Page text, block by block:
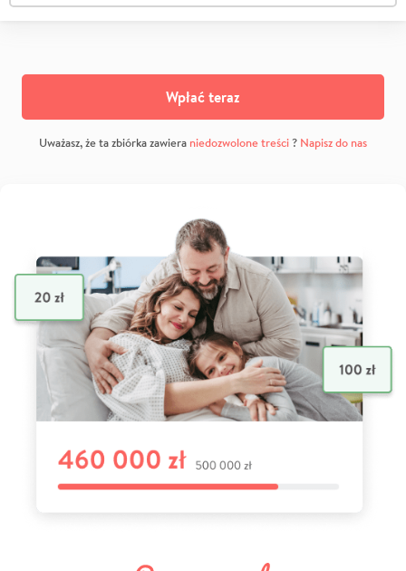
Wpłać teraz
Uważasz, że ta zbiórka zawiera niedozwolone treści? Napisz do nas